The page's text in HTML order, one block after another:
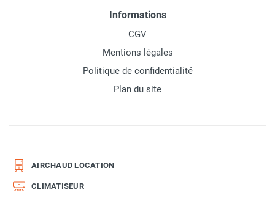
Informations
CGV
Mentions légales
Politique de confidentialité
Plan du site
AIRCHAUD LOCATION
CLIMATISEUR